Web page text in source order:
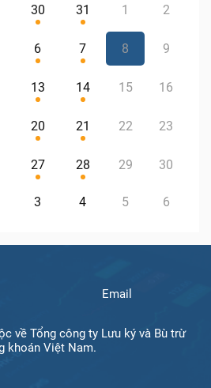
30 31 1 2
6 7 8 9
13 14 15 16
20 21 22 23
27 28 29 30
3 4 5 6
Email
về Tổng công ty Lưu ký và Bù trừ
khoán Việt Nam.